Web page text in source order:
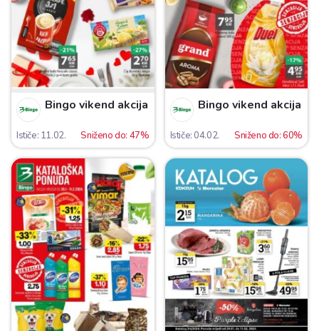
Bingo vikend akcija
Ističe: 11.02. Sniženo do: 47%
Bingo vikend akcija
Ističe: 04.02. Sniženo do: 60%